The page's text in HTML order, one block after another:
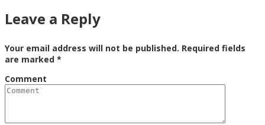
Leave a Reply
Your email address will not be published. Required fields
are marked *
Comment